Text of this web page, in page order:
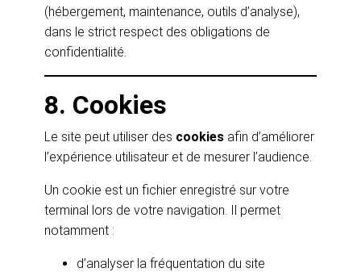
(hébergement, maintenance, outils d’analyse),
dans le strict respect des obligations de
confidentialité.
8. Cookies
Le site peut utiliser des cookies afin d’améliorer
l’expérience utilisateur et de mesurer l’audience.
Un cookie est un fichier enregistré sur votre
terminal lors de votre navigation. Il permet
notamment :
d’analyser la fréquentation du site